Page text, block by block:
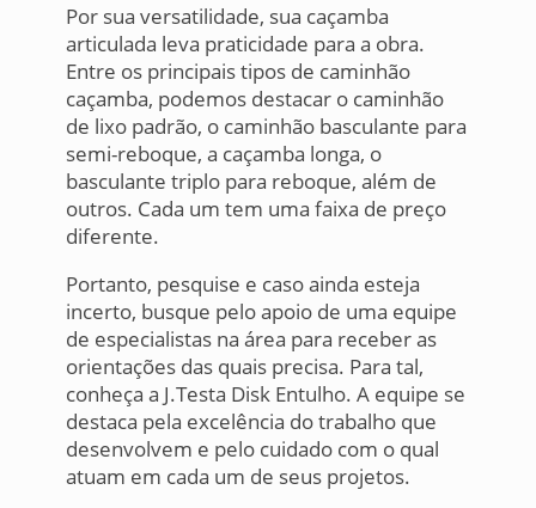
Por sua versatilidade, sua caçamba
articulada leva praticidade para a obra.
Entre os principais tipos de caminhão
caçamba, podemos destacar o caminhão
de lixo padrão, o caminhão basculante para
semi-reboque, a caçamba longa, o
basculante triplo para reboque, além de
outros. Cada um tem uma faixa de preço
diferente.
Portanto, pesquise e caso ainda esteja
incerto, busque pelo apoio de uma equipe
de especialistas na área para receber as
orientações das quais precisa. Para tal,
conheça a J.Testa Disk Entulho. A equipe se
destaca pela excelência do trabalho que
desenvolvem e pelo cuidado com o qual
atuam em cada um de seus projetos.